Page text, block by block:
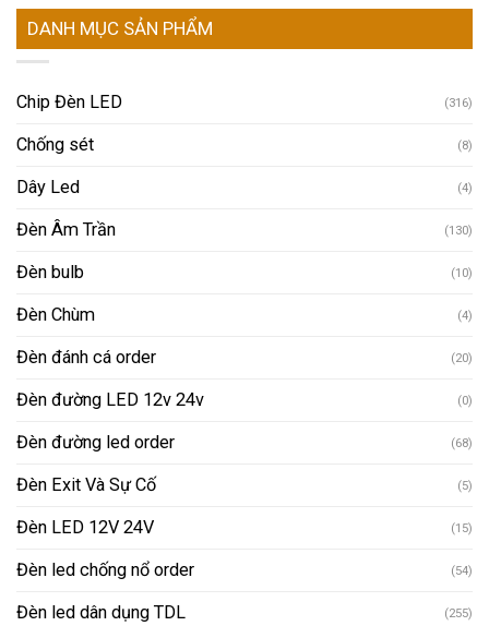
DANH MỤC SẢN PHẨM
Chip Đèn LED (316)
Chống sét (8)
Dây Led (4)
Đèn Âm Trần (130)
Đèn bulb (10)
Đèn Chùm (4)
Đèn đánh cá order (20)
Đèn đường LED 12v 24v (0)
Đèn đường led order (68)
Đèn Exit Và Sự Cố (5)
Đèn LED 12V 24V (15)
Đèn led chống nổ order (54)
Đèn led dân dụng TDL (255)